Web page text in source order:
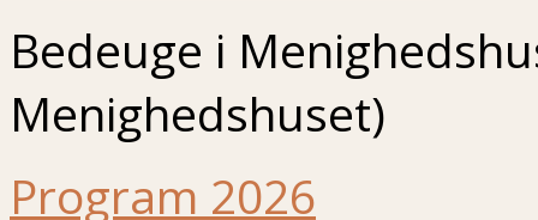
Bedeuge i
Menighedshuset)
Program 2026